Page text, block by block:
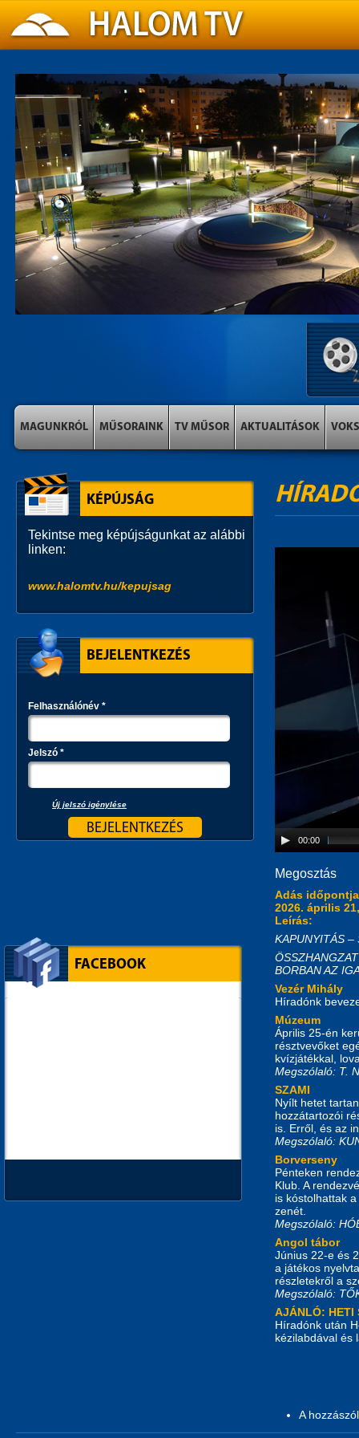
MAGUNKRÓL MŰSORAINK TV MŰSOR AKTUALITÁSOK VOKS
00:00
Megosztás
Adás
2026. április
Leírás:
KAPUNYITÁS
BORBAN AZ
Vezér Mihály
Híradónk
Múzeum
Április 25-én
résztvevőket
kvízjátékkal,
Megszólaló: T.
SZAMI
Nyílt hetet
hozzátartozói
is. Erről, és az
Megszólaló:
Borverseny
Pénteken
Klub. A
is kóstolhattak
zenét.
Megszólaló:
Angol tábor
Június 22-e és
a játékos
részletekről a
Megszólaló:
AJÁNLÓ: HETI
Híradónk után
kézilabdával és
A
KÉPÚJSÁG
Tekintse meg képújságunkat az alábbi
linken:
www.halomtv.hu/kepujsag
BEJELENTKEZÉS
Felhasználónév *
Jelszó *
Új jelszó igénylése
FACEBOOK